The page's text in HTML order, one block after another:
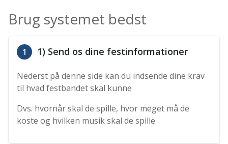
Brug systemet bedst
1 1) Send os dine festinformationer
Nederst på denne side kan du indsende dine krav
til hvad festbandet skal kunne
Dvs. hvornår skal de spille, hvor meget må de
koste og hvilken musik skal de spille